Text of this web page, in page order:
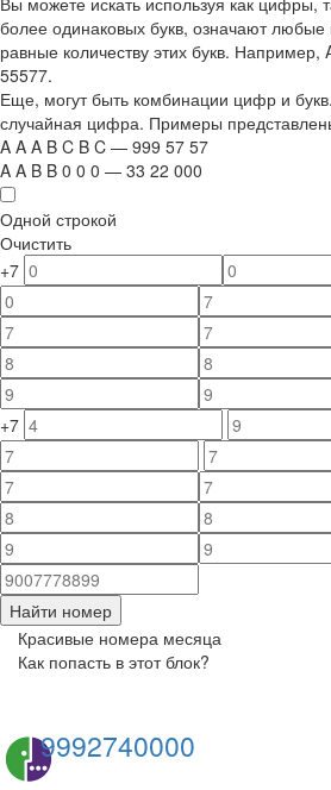
более одинаковых букв, означают
равные количеству этих букв. Например,
55577.
Еще, могут быть комбинации цифр и
случайная цифра. Примеры
A A A B C B C — 999 57 57
A A B B 0 0 0 — 33 22 000
Одной строкой
Очистить
+7
+7
Найти номер
Красивые номера месяца
Как попасть в этот блок?
9992740000